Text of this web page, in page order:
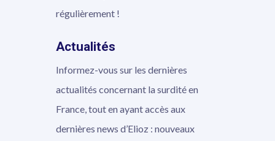
régulièrement !
Actualités
Informez-vous sur les dernières
actualités concernant la surdité en
France, tout en ayant accès aux
dernières news d’Elioz : nouveaux